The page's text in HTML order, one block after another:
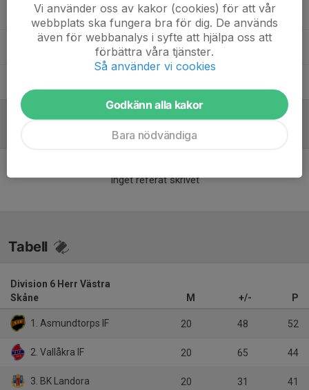
Joakim NilssonLagledare
Leif OlssonMassör
Inget referat skrivet
Tabell
Division 6 Herr Västra
Skåne
M +/- P
1. Asmundtorps IF 20 48 52
2. Vallåkra IF 20 65 44
3. BK Landora 20 31 41
Vi använder oss av kakor (cookies) för att vår
webbplats ska fungera bra för dig. De används
även för webbanalys i syfte att hjälpa oss att
förbättra våra tjänster.
Så använder vi cookies
Godkänn alla kakor
Bara nödvändiga